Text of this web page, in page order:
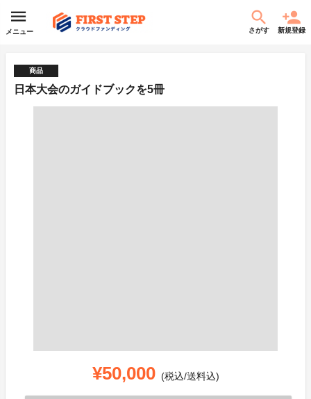
メニュー さがす 新規登録
商品
日本大会のガイドブックを5冊
¥50,000 (税込/送料込)